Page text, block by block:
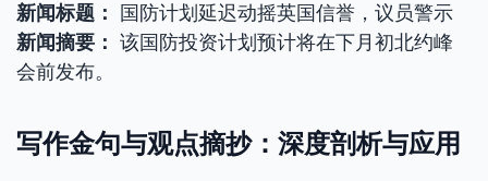
新闻标题：
国防计划延迟动摇英国信誉，议员警示
新闻摘要： 该国防投资计划预计将在下月初北约峰
会前发布。
写作金句与观点摘抄：深度剖析与应用